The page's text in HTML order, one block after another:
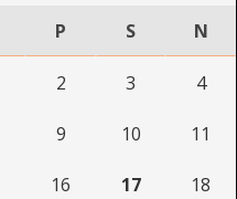
P S N
2 3 4
9 10 11
16 17 18